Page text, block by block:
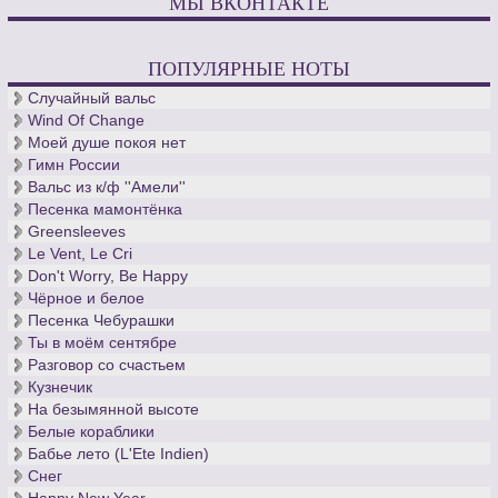
ПОПУЛЯРНЫЕ НОТЫ
Случайный вальс
Wind Of Change
Моей душе покоя нет
Гимн России
Вальс из к/ф ''Амели''
Песенка мамонтёнка
Greensleeves
Le Vent, Le Cri
Don't Worry, Be Happy
Чёрное и белое
Песенка Чебурашки
Ты в моём сентябре
Разговор со счастьем
Кузнечик
На безымянной высоте
Белые кораблики
Бабье лето (L'Ete Indien)
Снег